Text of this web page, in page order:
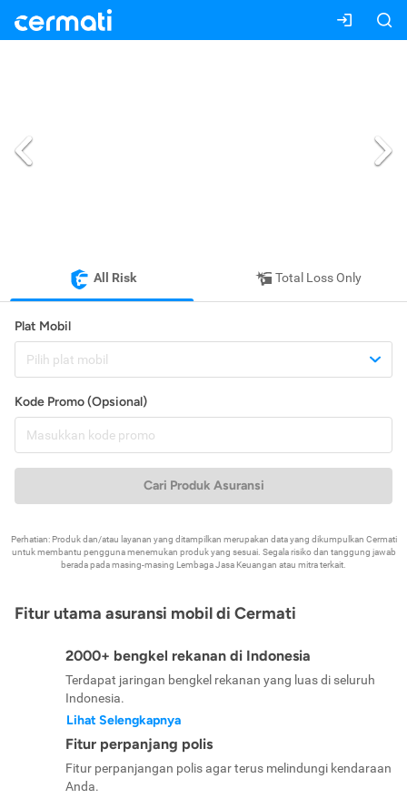
All Risk Total Loss Only
Plat Mobil
Pilih plat mobil
Kode Promo (Opsional)
Cari Produk Asuransi
Perhatian: Produk dan/atau layanan yang ditampilkan merupakan data yang dikumpulkan Cermati
untuk membantu pengguna menemukan produk yang sesuai. Segala risiko dan tanggung jawab
berada pada masing-masing Lembaga Jasa Keuangan atau mitra terkait.
Fitur utama asuransi mobil di Cermati
2000+ bengkel rekanan di Indonesia
Terdapat jaringan bengkel rekanan yang luas di seluruh
Indonesia.
Lihat Selengkapnya
Fitur perpanjang polis
Fitur perpanjangan polis agar terus melindungi kendaraan
Anda.